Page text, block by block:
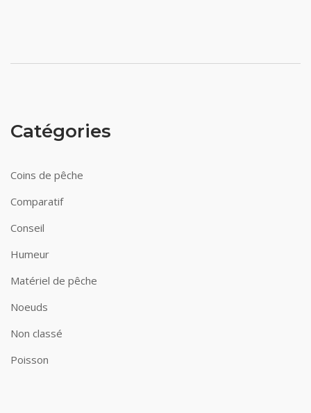
Catégories
Coins de pêche
Comparatif
Conseil
Humeur
Matériel de pêche
Noeuds
Non classé
Poisson